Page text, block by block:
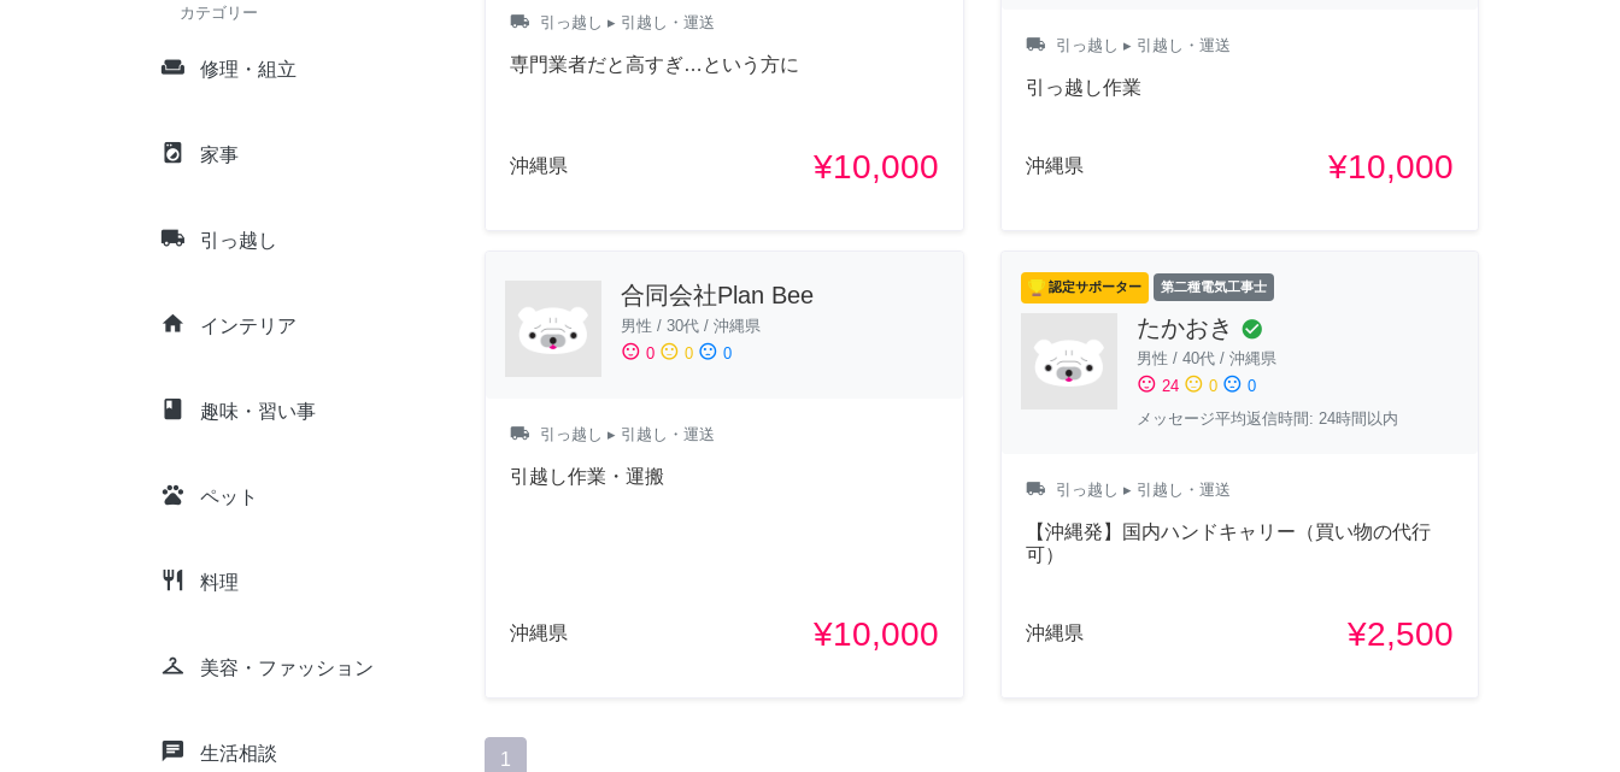
カテゴリー
weekend 修理・組立
local_laundry_service 家事
local_shipping 引っ越し
home インテリア
class 趣味・習い事
pets ペット
restaurant 料理
checkroom 美容・ファッション
chat 生活相談
local_shipping 引っ越し ▸ 引越し・運送
専門業者だと高すぎ…という方に
沖縄県 ¥10,000
local_shipping 引っ越し ▸ 引越し・運送
引っ越し作業
沖縄県 ¥10,000
合同会社Plan Bee
男性 / 30代 / 沖縄県
sentiment_satisfied 0 sentiment_neutral 0 sentiment_dissatisfied 0
local_shipping 引っ越し ▸ 引越し・運送
引越し作業・運搬
沖縄県 ¥10,000
認定サポーター 第二種電気工事士
たかおき check_circle
男性 / 40代/ 沖縄県
sentiment_satisfied 24 sentiment_neutral 0 sentiment_dissatisfied 0
メッセージ平均返信時間: 24時間以内
local_shipping 引っ越し ▸ 引越し・運送
【沖縄発】国内ハンドキャリー（買い物の代行
可）
沖縄県 ¥2,500
1